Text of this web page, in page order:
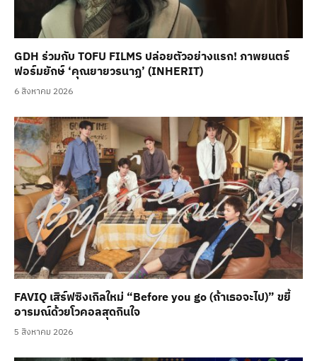
GDH ร่วมกับ TOFU FILMS ปล่อยตัวอย่างแรก! ภาพยนตร์
ฟอร์มยักษ์ ‘คุณยายวรนาฏ’ (INHERIT)
6 สิงหาคม 2026
FAVIQ เสิร์ฟซิงเกิลใหม่ “Before you go (ถ้าเธอจะไป)” ขยี้
อารมณ์ด้วยโวคอลสุดกินใจ
5 สิงหาคม 2026